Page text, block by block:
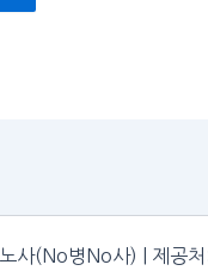
사(No병No사) | 제공처